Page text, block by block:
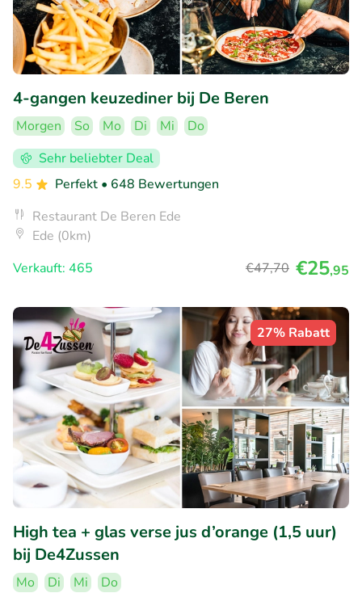
4-gangen keuzediner bij De Beren
Morgen So Mo Di Mi
Do
Sehr beliebter Deal
9.5
Perfekt • 648 Bewertungen
Restaurant De Beren Ede
Ede (0km)
Verkauft: 465
€47,70 €25,95
27% Rabatt
High tea + glas verse jus d’orange (1,5 uur)
bij De4Zussen
Mo Di Mi
Do